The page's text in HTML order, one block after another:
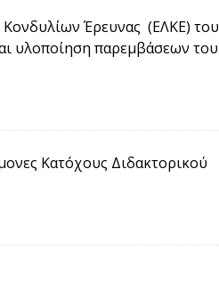
Κονδυλίων Έρευνας (ΕΛΚΕ) του
υλοποίηση παρεμβάσεων του
Κατόχους Διδακτορικού